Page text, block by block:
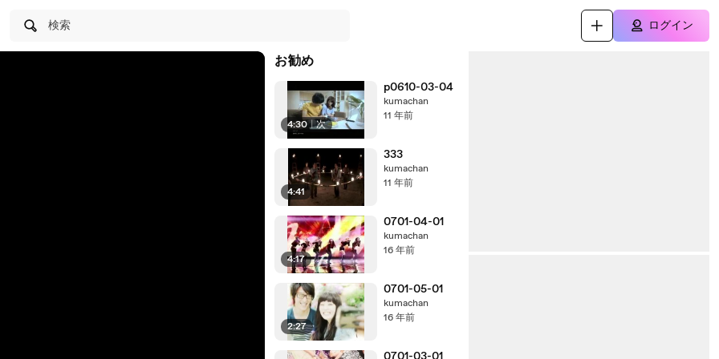
検索 ログイン
お勧め
4:30 | 次
p0610-03-04
kumachan
11 年前
4:41
333
kumachan
11 年前
4:17
0701-04-01
kumachan
16 年前
2:27
0701-05-01
kumachan
16 年前